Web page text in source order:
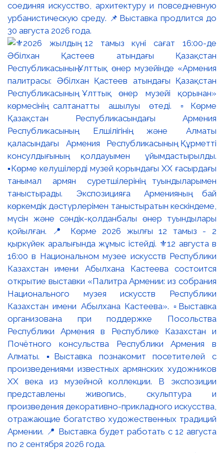
соединяя искусство, архитектуру и повседневную
урбанистическую среду. 📌Выставка продлится до
30 августа 2026 года.